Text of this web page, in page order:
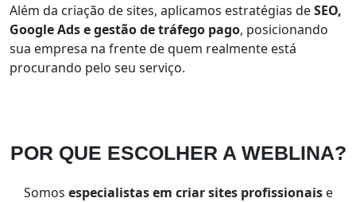
Além da criação de sites, aplicamos estratégias deSEO,
Google Ads e gestão de tráfego pago, posicionando
sua empresa na frente de quem realmente está
procurando pelo seu serviço.
POR QUE ESCOLHER A WEBLINA?
Somos especialistas em criar sites profissionaise